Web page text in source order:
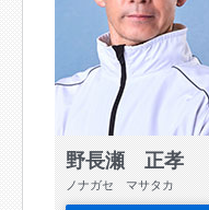
野長瀬 正孝
ノナガセ マサタカ